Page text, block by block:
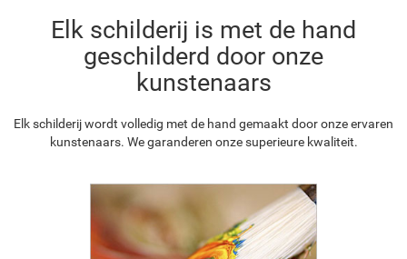
Elk schilderij is met de hand
geschilderd door onze
kunstenaars
Elk schilderij wordt volledig met de hand gemaakt door onze ervaren
kunstenaars. We garanderen onze superieure kwaliteit.